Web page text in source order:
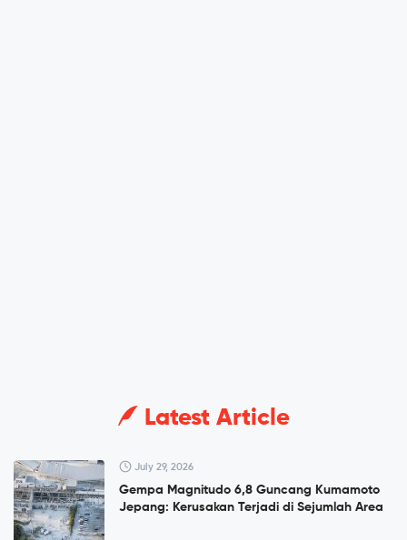
Latest Article
July 29, 2026
Gempa Magnitudo 6,8 Guncang Kumamoto
Jepang: Kerusakan Terjadi di Sejumlah Area